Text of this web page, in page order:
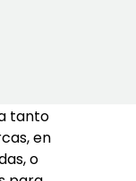
tanto
en
o